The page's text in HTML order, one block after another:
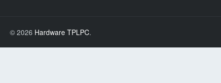
© 2026 Hardware TPLPC.